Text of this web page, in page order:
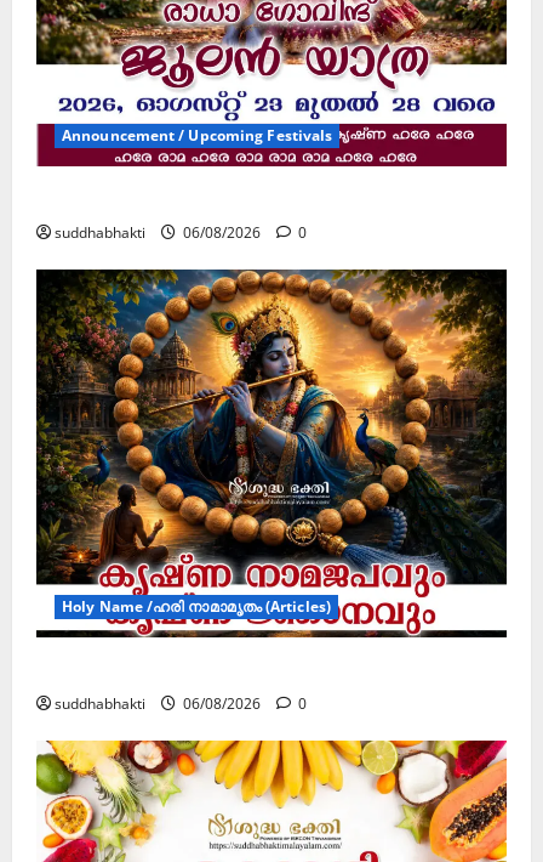
Announcement / Upcoming Festivals
suddhabhakti 06/08/2026 0
Holy Name /ഹരി നാമാമൃതം (Articles)
suddhabhakti 06/08/2026 0